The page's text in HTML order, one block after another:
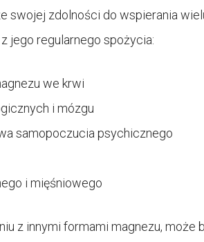
swojej zdolności do wspierania
jego regularnego spożycia:
we krwi
i mózgu
samopoczucia psychicznego
i mięśniowego
z innymi formami magnezu, może